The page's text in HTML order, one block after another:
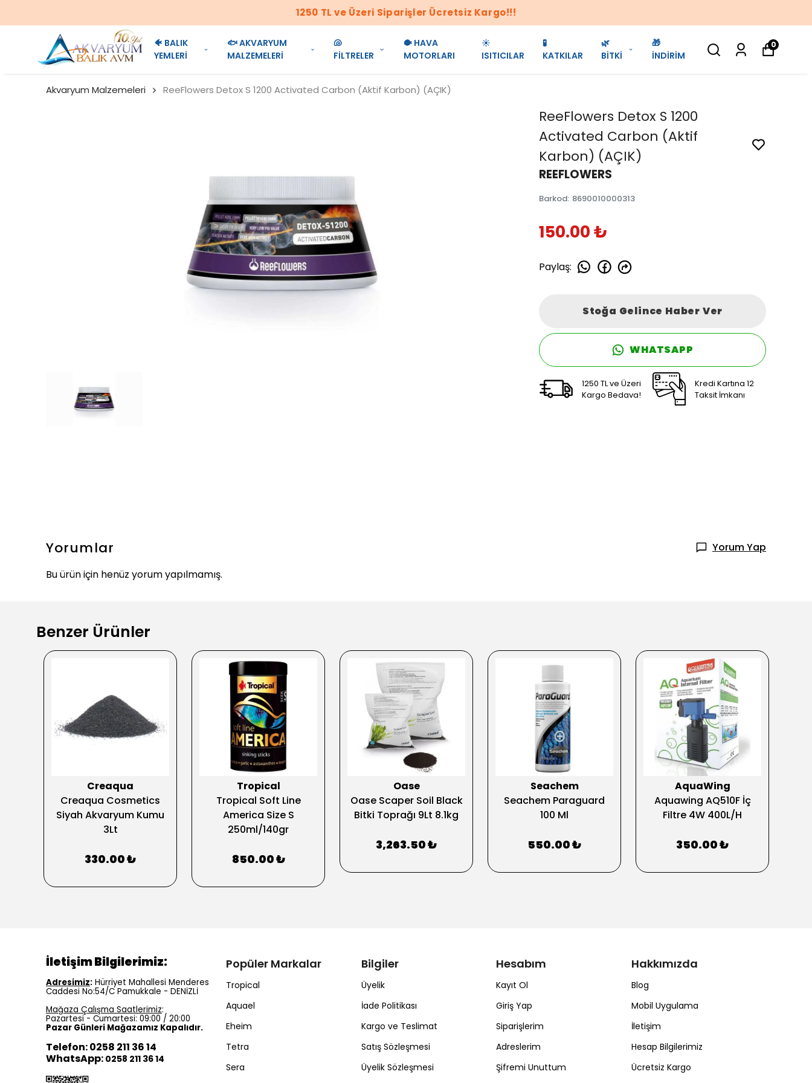
1250 TL ve Üzeri Siparişler Ücretsiz Kargo!!!
🐠 BALIK
YEMLERİ
🐟 AKVARYUM
MALZEMELERİ
🐚
FİLTRELER
🐡 HAVA
MOTORLARI
☀️
ISITICILAR
🧪
KATKILAR
🌿
BİTKİ
🎁
İNDİRİM
0
Akvaryum Malzemeleri ReeFlowers Detox S 1200 Activated Carbon (Aktif Karbon) (AÇIK)
ReeFlowers Detox S 1200
Activated Carbon (Aktif
Karbon) (AÇIK)
REEFLOWERS
Barkod: 8690010000313
150.00 ₺
Paylaş:
Stoğa Gelince Haber Ver
WHATSAPP
1250 TL ve Üzeri
Kargo Bedava!
Kredi Kartına 12
Taksit İmkanı
Yorumlar
Yorum Yap
Bu ürün için henüz yorum yapılmamış.
Benzer Ürünler
Creaqua
Creaqua Cosmetics
Siyah Akvaryum Kumu
3Lt
330.00 ₺
Tropical
Tropical Soft Line
America Size S
250ml/140gr
850.00 ₺
Oase
Oase Scaper Soil Black
Bitki Toprağı 9Lt 8.1kg
3,263.50 ₺
Seachem
Seachem Paraguard
100 Ml
550.00 ₺
AquaWing
Aquawing AQ510F İç
Filtre 4W 400L/H
350.00 ₺
Popüler Markalar
Tropical
Aquael
Eheim
Tetra
Sera
Bilgiler
Üyelik
İade Politikası
Kargo ve Teslimat
Satış Sözleşmesi
Üyelik Sözleşmesi
Hesabım
Kayıt Ol
Giriş Yap
Siparişlerim
Adreslerim
Şifremi Unuttum
Hakkımızda
Blog
Mobil Uygulama
İletişim
Hesap Bilgilerimiz
Ücretsiz Kargo
İletişim Bilgilerimiz:
Adresimiz: Hürriyet Mahallesi Menderes
Caddesi No:54/C Pamukkale - DENİZLİ
Mağaza Çalışma Saatlerimiz:
Pazartesi - Cumartesi: 09:00 / 20:00
Pazar Günleri Mağazamız Kapalıdır.
Telefon: 0258 211 36 14
WhatsApp: 0258 211 36 14